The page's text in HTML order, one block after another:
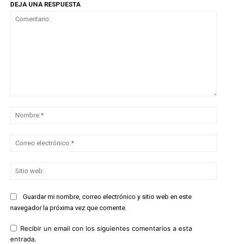
DEJA UNA RESPUESTA
Guardar mi nombre, correo electrónico y sitio web en este
navegador la próxima vez que comente.
Recibir un email con los siguientes comentarios a esta
entrada.